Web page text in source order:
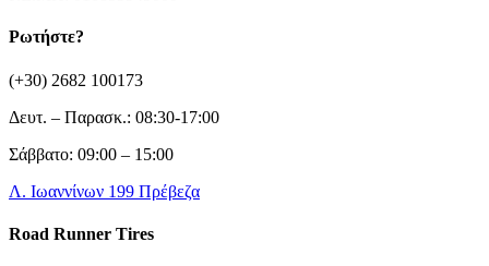
Ρωτήστε?
(+30) 2682 100173
Δευτ. – Παρασκ.: 08:30-17:00
Σάββατο: 09:00 – 15:00
Λ. Ιωαννίνων 199 Πρέβεζα
Road Runner Tires